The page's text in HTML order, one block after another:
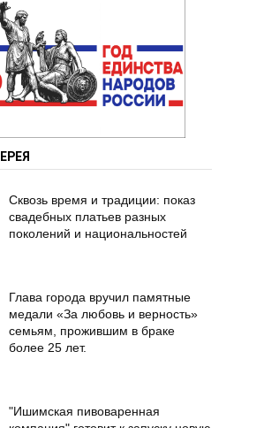
Сквозь время и традиции: показ
свадебных платьев разных
поколений и национальностей
Глава города вручил памятные
медали «За любовь и верность»
семьям, прожившим в браке
более 25 лет.
"Ишимская пивоваренная